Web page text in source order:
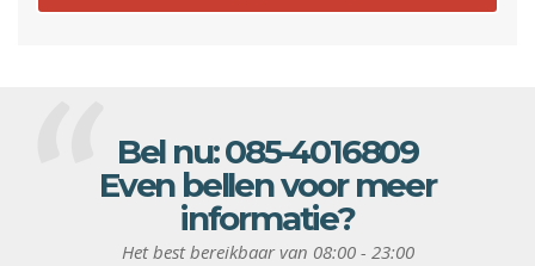
Bel nu:085-4016809
Even bellen voor meer
informatie?
Het best bereikbaar van 08:00 - 23:00